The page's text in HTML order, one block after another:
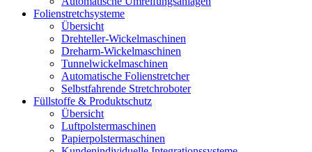
Folienstretchsysteme
Übersicht
Drehteller-Wickelmaschinen
Dreharm-Wickelmaschinen
Tunnelwickelmaschinen
Automatische Folienstretcher
Selbstfahrende Stretchroboter
Füllstoffe & Produktschutz
Übersicht
Luftpolstermaschinen
Papierpolstermaschinen